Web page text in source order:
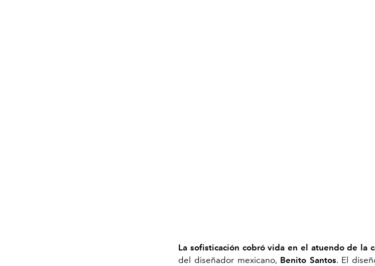
La sofisticación cobró vida en el atuendo de la
del diseñador mexicano, Benito Santos. El